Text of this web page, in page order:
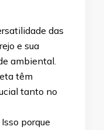
das
e sua
ambiental.
têm
tanto no
porque